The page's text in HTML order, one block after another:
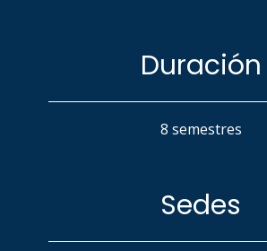
Duración
8 semestres
Sedes